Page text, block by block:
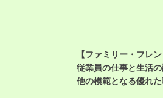
【ファミリー・フレ
従業員の仕事と生活
他の模範となる優れ